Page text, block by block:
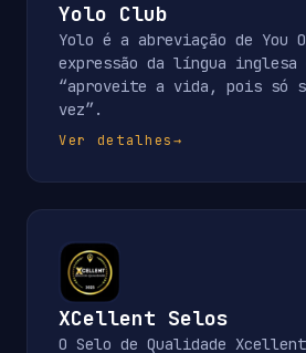
Yolo Club
Yolo é a abreviação de You
expressão da língua
“aproveite a vida, pois só
vez”.
Ver detalhes→
XCellent Selos
O Selo de Qualidade